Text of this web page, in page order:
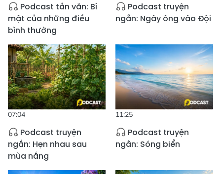
Podcast tản văn: Bí
mật của những điều
bình thường
Podcast truyện
ngắn: Ngày ông vào Đội
07:04
Podcast truyện
ngắn: Hẹn nhau sau
mùa nắng
11:25
Podcast truyện
ngắn: Sóng biển